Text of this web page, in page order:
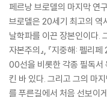
페르낭 브로델의 마지막 연
브로델은 20세기 최고의 역
날학파를 이끈 장본인이다.
자본주의』, 『지중해: 펠리
00선을 비롯한 각종 필독서
킨 바 있다. 그리고 그의 마
를 푸른길에서 처음 선보이